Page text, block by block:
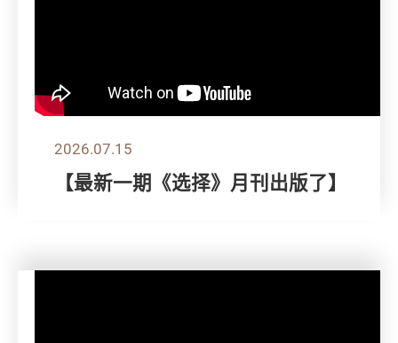
2026.07.15
【最新一期《选择》月刊出版了】